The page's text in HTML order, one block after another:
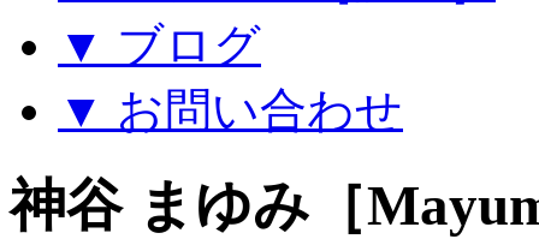
▼ ブログ
▼ お問い合わせ
神谷 まゆみ［